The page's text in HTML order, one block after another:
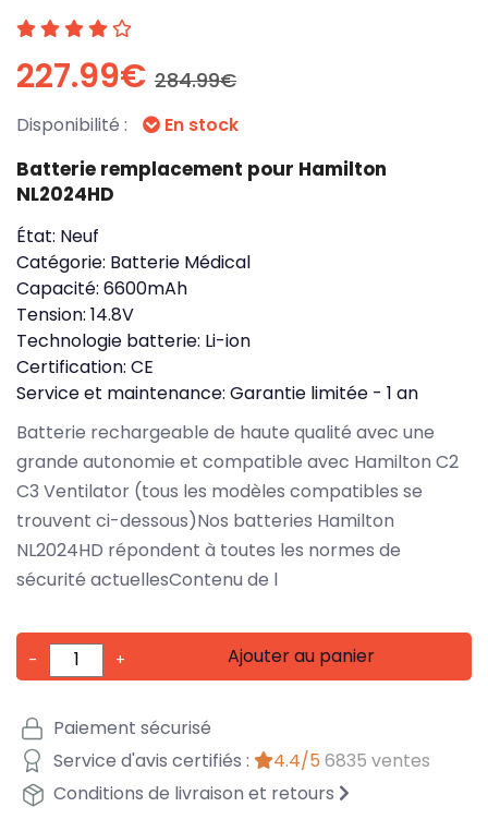
227.99€ 284.99€
Disponibilité : En stock
Batterie remplacement pour Hamilton
NL2024HD
État: Neuf
Catégorie: Batterie Médical
Capacité: 6600mAh
Tension: 14.8V
Technologie batterie: Li-ion
Certification: CE
Service et maintenance: Garantie limitée - 1 an
Batterie rechargeable de haute qualité avec une
grande autonomie et compatible avec Hamilton C2
C3 Ventilator (tous les modèles compatibles se
trouvent ci-dessous)Nos batteries Hamilton
NL2024HD répondent à toutes les normes de
sécurité actuellesContenu de l
- + Ajouter au panier
Paiement sécurisé
Service d'avis certifiés :
4.4/5 6835 ventes
Conditions de livraison et retours